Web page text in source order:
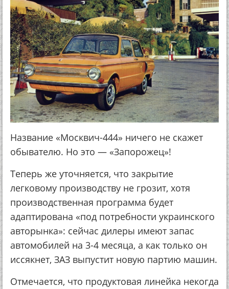
Название «Москвич-444» ничего не скажет
обывателю. Но это — «Запорожец»!
Теперь же уточняется, что закрытие
легковому производству не грозит, хотя
производственная программа будет
адаптирована «под потребности украинского
авторынка»: сейчас дилеры имеют запас
автомобилей на 3-4 месяца, а как только он
иссякнет, ЗАЗ выпустит новую партию машин.
Отмечается, что продуктовая линейка некогда